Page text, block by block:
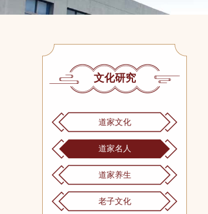
文化研究
道家文化
道家名人
道家养生
老子文化